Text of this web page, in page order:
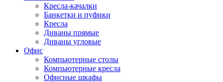
Кресла-качалки
Банкетки и пуфики
Кресла
Диваны прямые
Диваны угловые
Офис
Компьютерные столы
Компьютерные кресла
Офисные шкафы